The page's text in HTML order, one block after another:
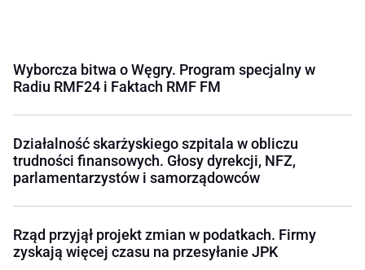
Wyborcza bitwa o Węgry. Program specjalny w
Radiu RMF24 i Faktach RMF FM
Działalność skarżyskiego szpitala w obliczu
trudności finansowych. Głosy dyrekcji, NFZ,
parlamentarzystów i samorządowców
Rząd przyjął projekt zmian w podatkach. Firmy
zyskają więcej czasu na przesyłanie JPK